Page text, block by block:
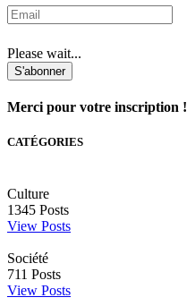
Please wait...
S'abonner
Merci pour votre inscription !
CATÉGORIES
Culture
1345 Posts
View Posts
Société
711 Posts
View Posts